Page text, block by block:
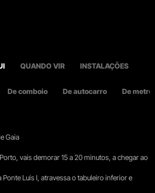
QUANDO VIR INSTALAÇÕES
De comboio De autocarro De metro
Gaia
vais demorar 15 a 20 minutos, a chegar ao
Luís I, atravessa o tabuleiro inferior e